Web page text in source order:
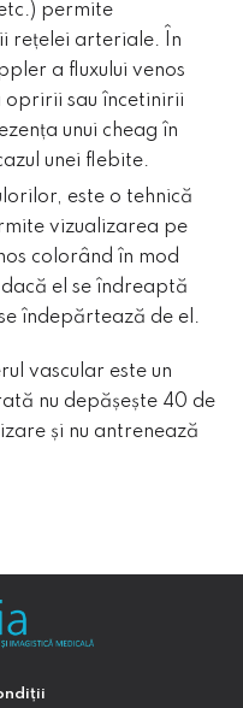
permite
rețelei arteriale. În
a fluxului venos
opririi sau încetinirii
unui cheag în
unei flebite.
este o tehnică
vizualizarea pe
colorând în mod
el se îndreaptă
îndepărtează de el.
vascular este un
nu depășește 40 de
și nu antrenează